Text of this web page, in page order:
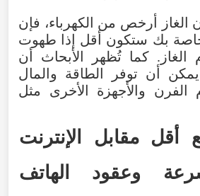
الغاز أرخص من الكهرباء، فإن
بك ستكون أقل إذا طهوت
الغاز. كما تُظهر الأبحاث أن
يمكن أن توفر الطاقة والمال
الفرن والأجهزة الأخرى مثل
أقل مقابل الإنترنت
وعقود الهاتف